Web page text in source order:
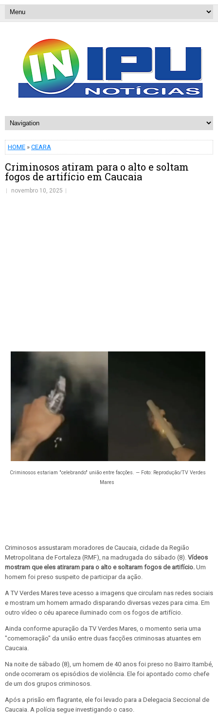
HOME » CEARA
Criminosos atiram para o alto e soltam
fogos de artifício em Caucaia
novembro 10, 2025
Criminosos estariam "celebrando" união entre facções. — Foto: Reprodução/TV Verdes
Mares
Criminosos assustaram moradores de Caucaia, cidade da Região
Metropolitana de Fortaleza (RMF), na madrugada do sábado (8). Vídeos
mostram que eles atiraram para o alto e soltaram fogos de artifício. Um
homem foi preso suspeito de participar da ação.
A TV Verdes Mares teve acesso a imagens que circulam nas redes sociais
e mostram um homem armado disparando diversas vezes para cima. Em
outro vídeo o céu aparece iluminado com os fogos de artifício.
Ainda conforme apuração da TV Verdes Mares, o momento seria uma
"comemoração" da união entre duas facções criminosas atuantes em
Caucaia.
Na noite de sábado (8), um homem de 40 anos foi preso no Bairro Itambé,
onde ocorreram os episódios de violência. Ele foi apontado como chefe
de um dos grupos criminosos.
Após a prisão em flagrante, ele foi levado para a Delegacia Seccional de
Caucaia. A polícia segue investigando o caso.